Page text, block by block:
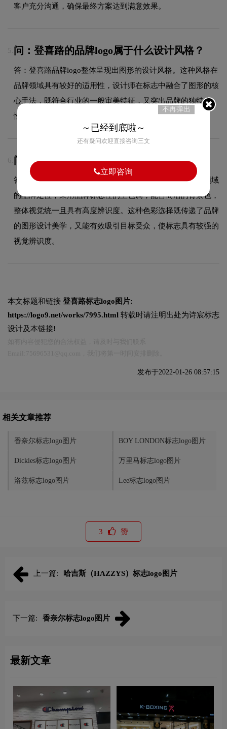
客户充分沟通，确保最终方案达到满意效果。
5. 问：登喜路的品牌logo属于什么设计风格？
答：登喜路品牌logo整体呈现出图形的设计风格。这种风格在
品牌领域具有较好的适用性，设计师在标志中融合了图形的核
心手法，既符合行业的一般审美特征，又突出品牌的独特个
性，能够在众多竞品中脱颖而出，给消费者留下深刻印象。
6. 问：登喜路logo采用什么颜色搭配？
答：登喜路品牌整体使用的色彩方案充分契合了其在品牌领域
的品牌定位，采用品牌标志性的主色调，配合简洁的背景色，
整体视觉统一且具有高度辨识度。这种色彩选择既传递了品牌
的图形设计美学，又能有效吸引目标受众，使标志具有较强的
视觉辨识度。
本文标题和链接 登喜路标志logo图片:
https://logo9.net/works/7995.html 转载时请注明出处为诗宸标志
设计及本链接!
发布于2022-01-26 08:57:15
相关文章推荐
香奈尔标志logo图片 BOY LONDON标志logo图片
Dickies标志logo图片 万里马标志logo图片
洛兹标志logo图片 Lee标志logo图片
3 赞
上一篇: 哈吉斯（HAZZYS）标志logo图片
下一篇: 香奈尔标志logo图片
最新文章
不再弹出
～已经到底啦～
还有疑问欢迎直接咨询三文
立即咨询